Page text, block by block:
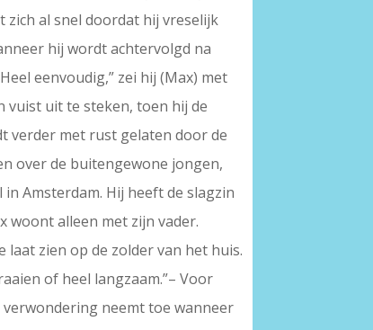
zich al snel doordat hij vreselijk
hij wordt achtervolgd na
eenvoudig,” zei hij (Max) met
vuist uit te steken, toen hij de
verder met rust gelaten door de
over de buitengewone jongen,
Amsterdam. Hij heeft de slagzin
woont alleen met zijn vader.
zien op de zolder van het huis.
of heel langzaam.”– Voor
neemt toe wanneer